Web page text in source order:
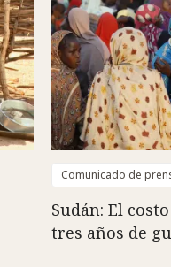
Comunicado de
Sudán: El
tres años de